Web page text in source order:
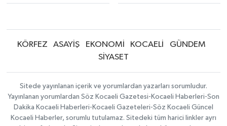
KÖRFEZ ASAYİŞ EKONOMİ KOCAELİ
GÜNDEM
SİYASET
Sitede yayınlanan içerik ve yorumlardan yazarları sorumludur.
Yayınlanan yorumlardan Söz Kocaeli Gazetesi-Kocaeli Haberleri-Son
Dakika Kocaeli Haberleri-Kocaeli Gazeteleri-Söz Kocaeli Güncel
Kocaeli Haberler, sorumlu tutulamaz. Sitedeki tüm harici linkler ayrı